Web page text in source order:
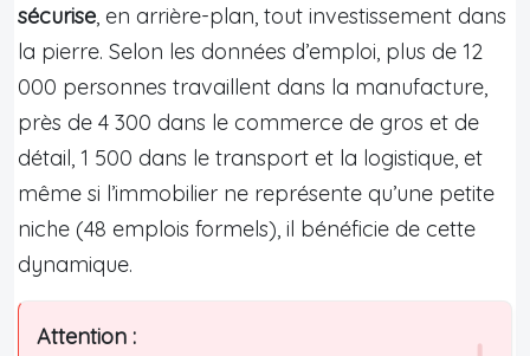
sécurise, en arrière-plan, tout investissement dans
la pierre. Selon les données d’emploi, plus de 12
000 personnes travaillent dans la manufacture,
près de 4 300 dans le commerce de gros et de
détail, 1 500 dans le transport et la logistique, et
même si l’immobilier ne représente qu’une petite
niche (48 emplois formels), il bénéficie de cette
dynamique.
Attention :